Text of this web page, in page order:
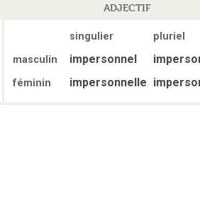
ADJECTIF
singulier
pluriel
masculin
impersonnel
féminin impersonnelle